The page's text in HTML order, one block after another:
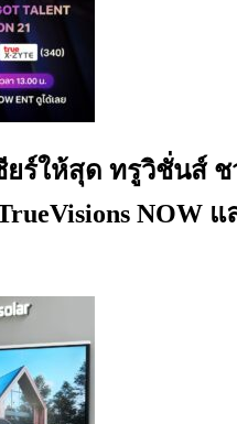
ร์ให้สุด ทรูวิชั่นส์ ช
NOW แ